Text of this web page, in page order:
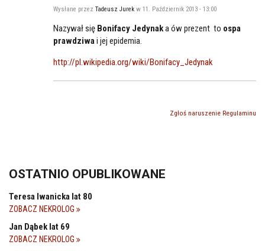
Wysłane przez Tadeusz Jurek w 11. Październik 2013 - 13:00
Nazywał się Bonifacy Jedynaka ów prezent to ospa
prawdziwai jej epidemia.
http://pl.wikipedia.org/wiki/Bonifacy_Jedynak
Zgłoś naruszenie Regulaminu
OSTATNIO OPUBLIKOWANE
Teresa Iwanicka lat 80
ZOBACZ NEKROLOG
Jan Dąbek lat 69
ZOBACZ NEKROLOG